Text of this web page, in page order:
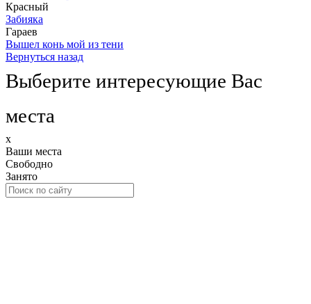
Красный
Забияка
Гараев
Вышел конь мой из тени
Вернуться назад
Выберите интересующие Вас
места
x
Ваши места
Свободно
Занято